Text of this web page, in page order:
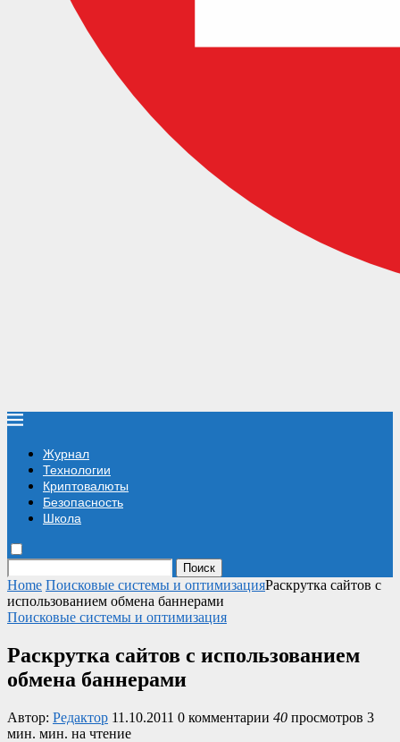
Журнал
Технологии
Криптовалюты
Безопасность
Школа
Поиск
Home Поисковые системы и оптимизацияРаскрутка сайтов с
использованием обмена баннерами
Поисковые системы и оптимизация
Раскрутка сайтов с использованием
обмена баннерами
Автор: Редактор 11.10.2011 0 комментарии 40 просмотров 3
мин. мин. на чтение